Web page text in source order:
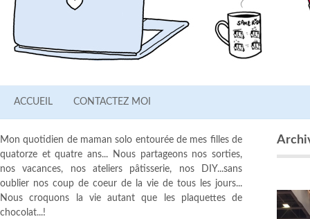
ACCUEIL CONTACTEZ MOI
Mon quotidien de maman solo entourée de mes filles de
quatorze et quatre ans... Nous partageons nos sorties,
nos vacances, nos ateliers pâtisserie, nos DIY...sans
oublier nos coup de coeur de la vie de tous les jours...
Nous croquons la vie autant que les plaquettes de
chocolat...!